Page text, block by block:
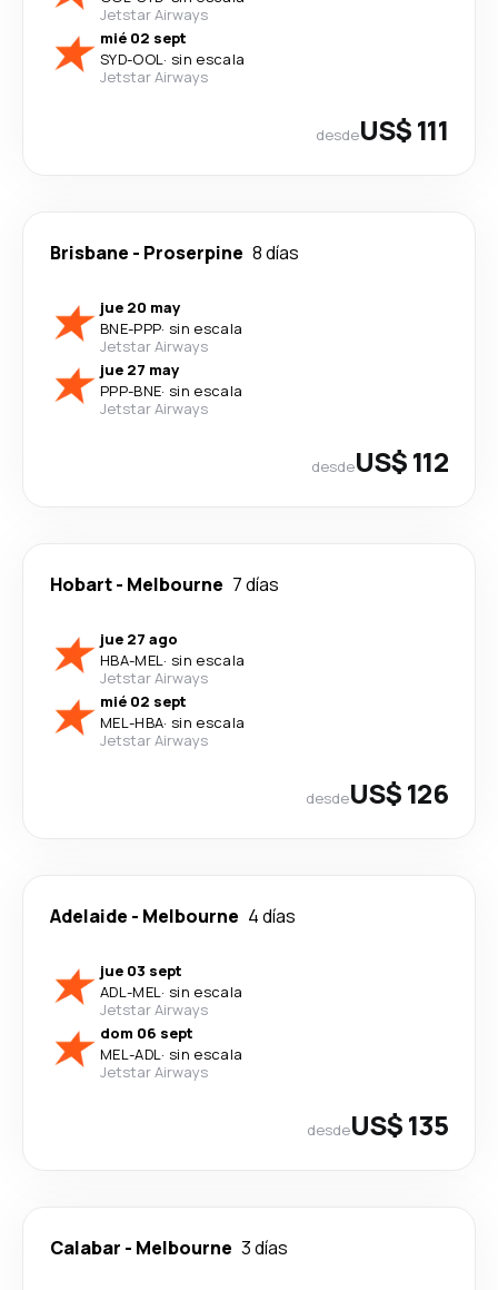
Jetstar Airways
mié 02 sept
SYD-OOL· sin escala
Jetstar Airways
desdeUS$ 111
Brisbane - Proserpine 8 días
jue 20 may
BNE-PPP· sin escala
Jetstar Airways
jue 27 may
PPP-BNE· sin escala
Jetstar Airways
desdeUS$ 112
Hobart- Melbourne 7 días
jue 27 ago
HBA-MEL· sin escala
Jetstar Airways
mié 02 sept
MEL-HBA· sin escala
Jetstar Airways
desdeUS$ 126
Adelaide - Melbourne 4 días
jue 03 sept
ADL-MEL· sin escala
Jetstar Airways
dom 06 sept
MEL-ADL· sin escala
Jetstar Airways
desdeUS$ 135
Calabar - Melbourne 3 días